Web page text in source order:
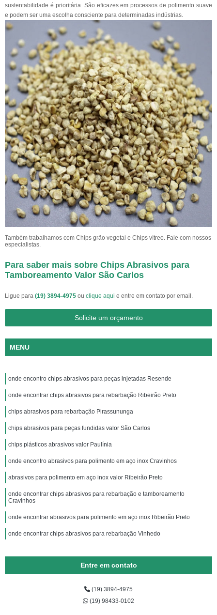
sustentabilidade é prioritária. São eficazes em processos de polimento suave
e podem ser uma escolha consciente para determinadas indústrias.
Também trabalhamos com Chips grão vegetal e Chips vítreo. Fale com nossos
especialistas.
Para saber mais sobre Chips Abrasivos para
Tamboreamento Valor São Carlos
Ligue para (19) 3894-4975 ou clique aqui e entre em contato por email.
Solicite um orçamento
MENU
onde encontro chips abrasivos para peças injetadas Resende
onde encontrar chips abrasivos para rebarbação Ribeirão Preto
chips abrasivos para rebarbação Pirassununga
chips abrasivos para peças fundidas valor São Carlos
chips plásticos abrasivos valor Paulínia
onde encontro abrasivos para polimento em aço inox Cravinhos
abrasivos para polimento em aço inox valor Ribeirão Preto
onde encontrar chips abrasivos para rebarbação e tamboreamento
Cravinhos
onde encontrar abrasivos para polimento em aço inox Ribeirão Preto
onde encontrar chips abrasivos para rebarbação Vinhedo
Entre em contato
(19) 3894-4975
(19) 98433-0102